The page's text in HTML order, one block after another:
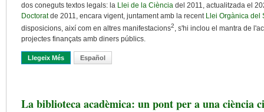
dos coneguts textos legals: la Llei de la Ciència del 2011, actualitzada el
Doctoratde 2011, encara vigent, juntament amb la recent Llei Orgànica del
disposicions, així com en altres manifestacions2, s'hi inclou el mantra de
projectes finançats amb diners públics.
Llegeix Més Sobre Estratègia Espanyola De Ciència Oberta: Menys És Més
Español
La biblioteca acadèmica: un pont per a una ciència